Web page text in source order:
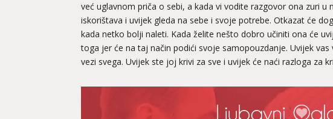
već uglavnom priča o sebi, a kada vi vodite razgovor ona zuri
iskorištava i uvijek gleda na sebe i svoje potrebe. Otkazat će
kada netko bolji naleti. Kada želite nešto dobro učiniti ona će
toga jer će na taj način podići svoje samopouzdanje. Uvijek
vezi svega. Uvijek ste joj krivi za sve i uvijek će naći razloga za